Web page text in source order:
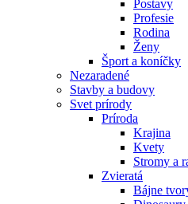
Postavy
Profesie
Rodina
Ženy
Šport a koníčky
Nezaradené
Stavby a budovy
Svet prírody
Príroda
Krajina
Kvety
Stromy a
Zvieratá
Bájne